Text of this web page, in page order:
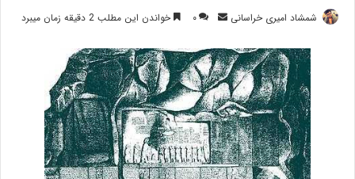
شمشاد امیری خراسانی
ارسال۰ خواندن این مطلب 2 دقیقه زمان میبرد